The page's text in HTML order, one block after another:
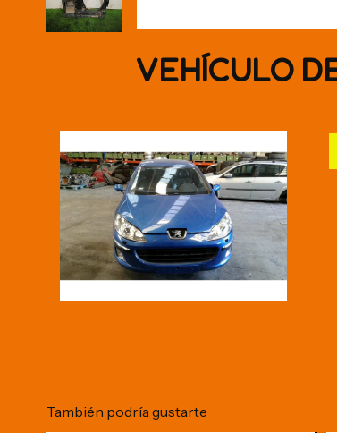
VEHÍCULO
También podría gustarte